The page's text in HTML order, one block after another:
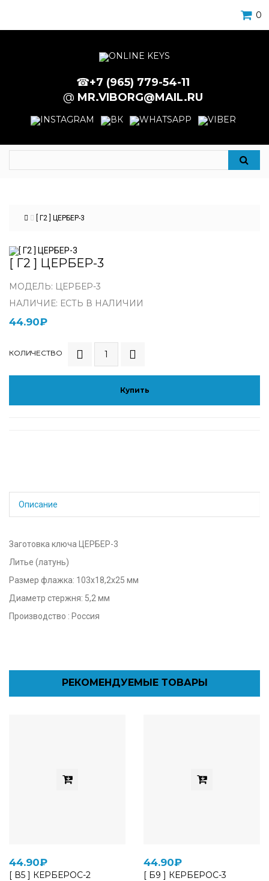
0
☎+7 (965) 779-54-11
@ MR.VIBORG@MAIL.RU
[ Г2 ] ЦЕРБЕР-3
[ Г2 ] ЦЕРБЕР-3
МОДЕЛЬ: ЦЕРБЕР-3
НАЛИЧИЕ: ЕСТЬ В НАЛИЧИИ
44.90₽
КОЛИЧЕСТВО
Купить
Описание
Заготовка ключа ЦЕРБЕР-3
Литье (латунь)
Размер флажка: 103х18,2х25 мм
Диаметр стержня: 5,2 мм
Производство : Россия
РЕКОМЕНДУЕМЫЕ ТОВАРЫ
44.90₽
[ В5 ] КЕРБЕРОС-2
44.90₽
[ Б9 ] КЕРБЕРОС-3